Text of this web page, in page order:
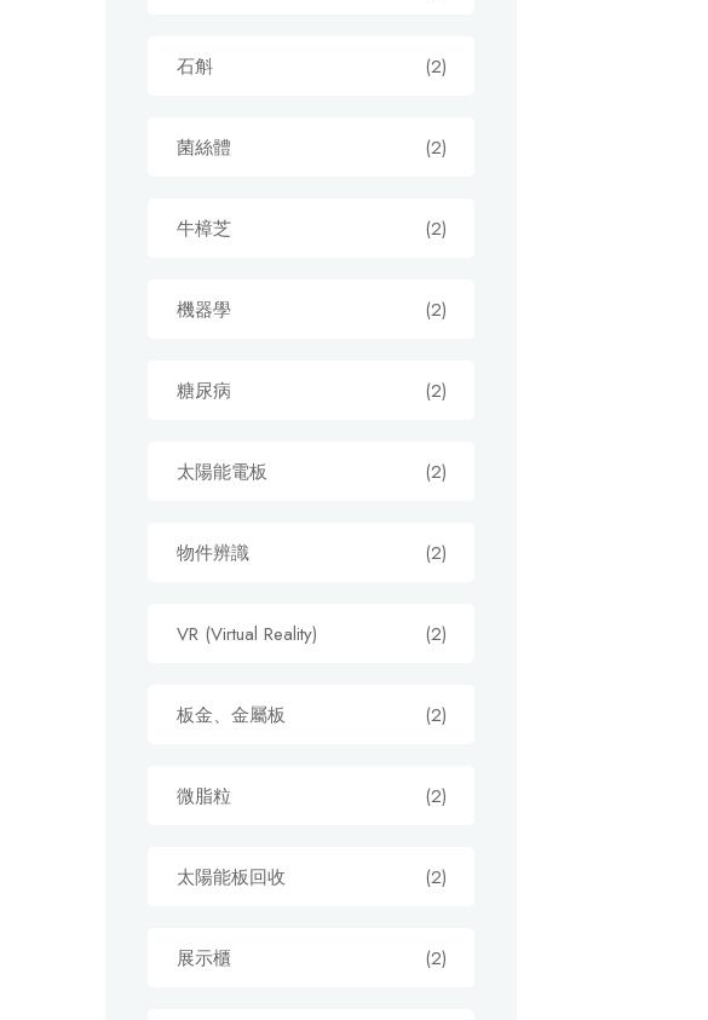
石斛 (2)
菌絲體 (2)
牛樟芝 (2)
機器學 (2)
糖尿病 (2)
太陽能電板 (2)
物件辨識 (2)
VR (Virtual Reality) (2)
板金、金屬板 (2)
微脂粒 (2)
太陽能板回收 (2)
展示櫃 (2)